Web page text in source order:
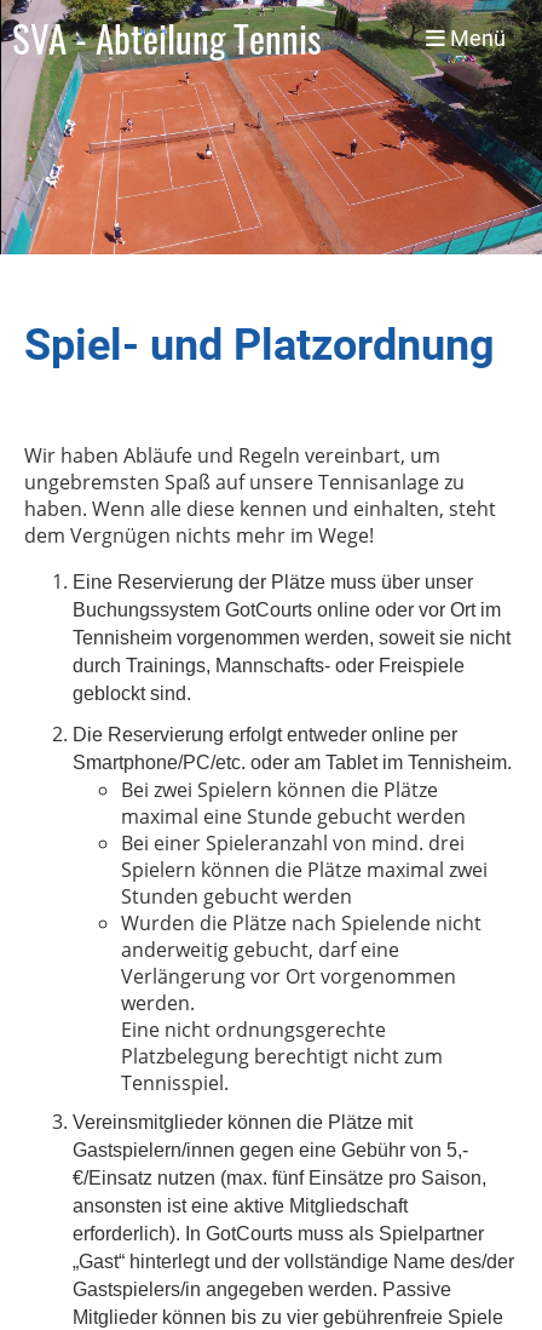
SVA - Abteilung Tennis Menü
Spiel- und Platzordnung
Wir haben Abläufe und Regeln vereinbart, um
ungebremsten Spaß auf unsere Tennisanlage zu
haben. Wenn alle diese kennen und einhalten, steht
dem Vergnügen nichts mehr im Wege!
Eine Reservierung der Plätze muss über unser
Buchungssystem GotCourts online oder vor Ort im
Tennisheim vorgenommen werden, soweit sie nicht
durch Trainings, Mannschafts- oder Freispiele
geblockt sind.
Die Reservierung erfolgt entweder online per
Smartphone/PC/etc. oder am Tablet im Tennisheim.
Bei zwei Spielern können die Plätze
maximal eine Stunde gebucht werden
Bei einer Spieleranzahl von mind. drei
Spielern können die Plätze maximal zwei
Stunden gebucht werden
Wurden die Plätze nach Spielende nicht
anderweitig gebucht, darf eine
Verlängerung vor Ort vorgenommen
werden.
Eine nicht ordnungsgerechte
Platzbelegung berechtigt nicht zum
Tennisspiel.
Vereinsmitglieder können die Plätze mit
Gastspielern/innen gegen eine Gebühr von 5,-
€/Einsatz nutzen (max. fünf Einsätze pro Saison,
ansonsten ist eine aktive Mitgliedschaft
erforderlich). In GotCourts muss als Spielpartner
„Gast“ hinterlegt und der vollständige Name des/der
Gastspielers/in angegeben werden. Passive
Mitglieder können bis zu vier gebührenfreie Spiele